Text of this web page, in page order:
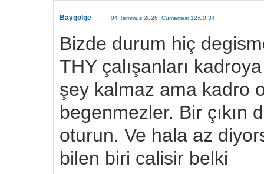
Baygolge 04 Temmuz 2026, Cumartesi 12:00:34
Bizde durum hiç
THY çalışanları
şey kalmaz ama kadro
begenmezler. Bir çıkın
oturun. Ve hala az
bilen biri calisir belki